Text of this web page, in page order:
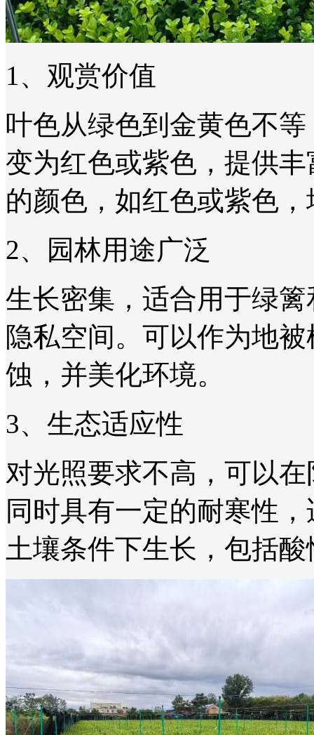
1、观赏价值
叶色从绿色到金黄色不
变为红色或紫色，提供
的颜色，如红色或紫色
2、园林用途广泛
生长密集，适合用于绿
隐私空间。可以作为地
蚀，并美化环境。
3、生态适应性
对光照要求不高，可以
同时具有一定的耐寒性
土壤条件下生长，包括